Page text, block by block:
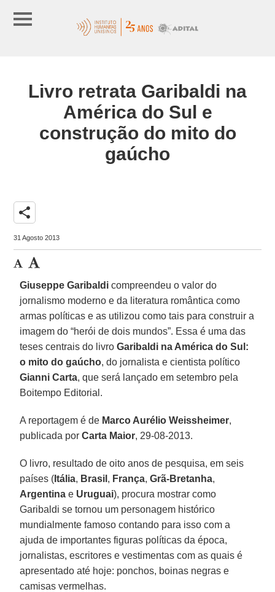
Livro retrata Garibaldi na
América do Sul e
construção do mito do
gaúcho
share
31 Agosto 2013
Giuseppe Garibaldi compreendeu o valor do
jornalismo moderno e da literatura romântica como
armas políticas e as utilizou como tais para construir a
imagem do “herói de dois mundos”. Essa é uma das
teses centrais do livroGaribaldi na América do Sul:
o mito do gaúcho, do jornalista e cientista político
Gianni Carta, que será lançado em setembro pela
Boitempo Editorial.
A reportagem é de Marco Aurélio Weissheimer,
publicada porCarta Maior, 29-08-2013.
O livro, resultado de oito anos de pesquisa, em seis
países ( Itália, Brasil , França,Grã-Bretanha,
Argentina e Uruguai), procura mostrar como
Garibaldi se tornou um personagem histórico
mundialmente famoso contando para isso com a
ajuda de importantes figuras políticas da época,
jornalistas, escritores e vestimentas com as quais é
apresentado até hoje: ponchos, boinas negras e
camisas vermelhas.